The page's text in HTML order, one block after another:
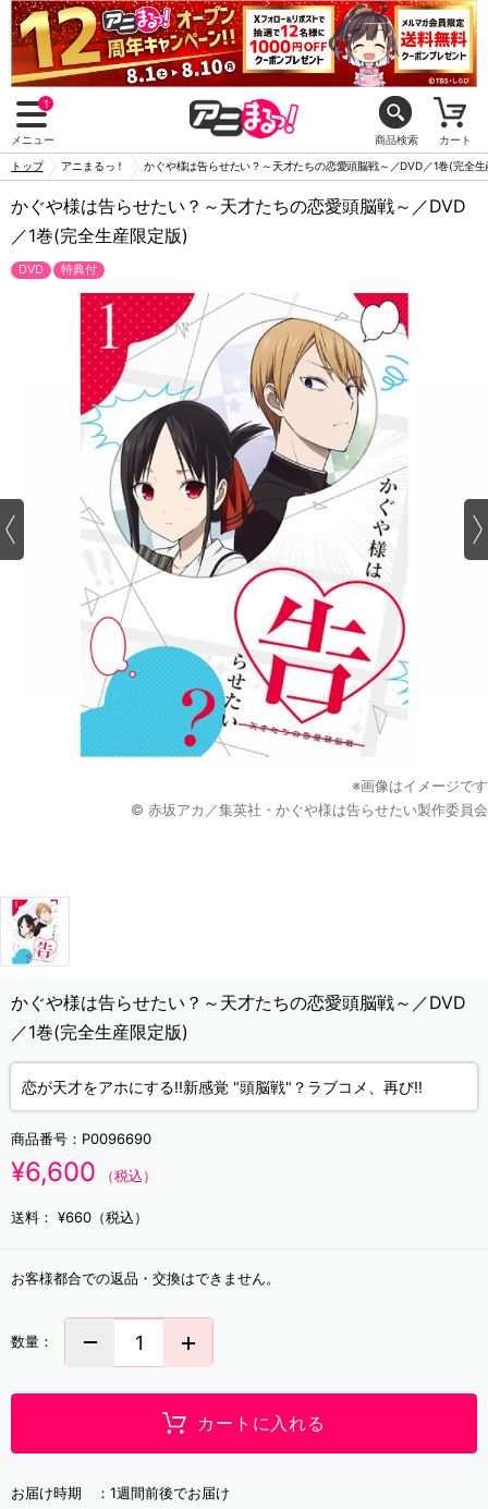
1
メニュー 商品検索 カート
トップ アニまるっ！ かぐや様は告らせたい？～天才たちの恋愛頭脳戦～／DVD／1巻(完全
かぐや様は告らせたい？～天才たちの恋愛頭脳戦～／DVD
／1巻(完全生産限定版)
DVD 特典付
※画像はイメージです
© 赤坂アカ／集英社・かぐや様は告らせたい製作委員会
かぐや様は告らせたい？～天才たちの恋愛頭脳戦～／DVD
／1巻(完全生産限定版)
恋が天才をアホにする!!新感覚 "頭脳戦"？ラブコメ、再び!!
商品番号： P0096690
¥6,600 （税込）
送料： ¥660（税込）
お客様都合での返品・交換はできません。
数量：
カートに入れる
お届け時期 ： 1週間前後でお届け